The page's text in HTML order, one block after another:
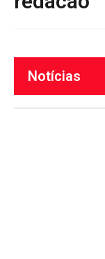
Notícias